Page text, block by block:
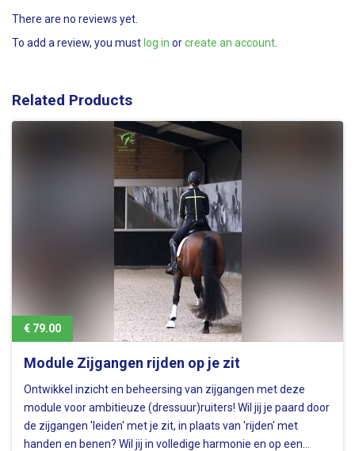
There are no reviews yet.
To add a review, you must log in orcreate an account
Related Products
€ 79.00
Module Zijgangen rijden op je zit
Ontwikkel inzicht en beheersing van zijgangen met deze
module voor ambitieuze (dressuur)ruiters! Wil jij je paard door
de zijgangen 'leiden' met je zit, in plaats van 'rijden' met
handen en benen? Wil jij in volledige harmonie en op een